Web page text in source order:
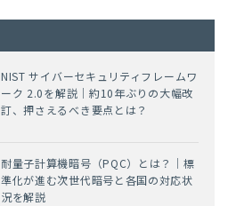
NIST サイバーセキュリティフレームワ
ーク 2.0を解説｜約10年ぶりの大幅改
訂、押さえるべき要点とは？
耐量子計算機暗号（PQC）とは？｜標
準化が進む次世代暗号と各国の対応状
況を解説